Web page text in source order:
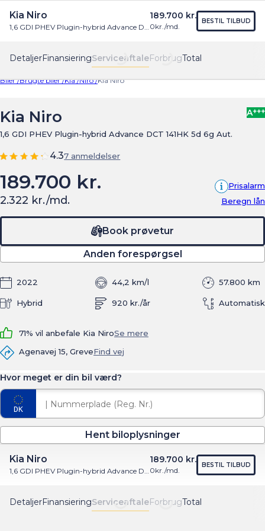
Find os Menu
DetaljerFinansieringServiceaftaleForbrugTotal
Kia Niro
1,6 GDI PHEV Plugin-hybrid Advance DCT 141HK 5d 6g Aut.
189.700 kr.
0kr./md.
BESTIL TILBUD
Biler /Brugte biler /Kia /Niro /Kia Niro
Kia Niro
1,6 GDI PHEV Plugin-hybrid Advance DCT 141HK 5d 6g Aut.
A+++
4.37 anmeldelser
189.700 kr. Prisalarm
2.322 kr./md. Beregn lån
57.800 km
2022 44,2 km/l
920 kr./år
Hybrid Automatisk
Book prøvetur
Anden forespørgsel
71% vil anbefale Kia NiroSe mere
Agenavej 15, GreveFind vej
Hvor meget er din bil værd?
Hent biloplysninger
DetaljerFinansieringServiceaftaleForbrugTotal
Kia Niro
1,6 GDI PHEV Plugin-hybrid Advance DCT 141HK 5d 6g Aut.
189.700 kr.
0kr./md.
BESTIL TILBUD